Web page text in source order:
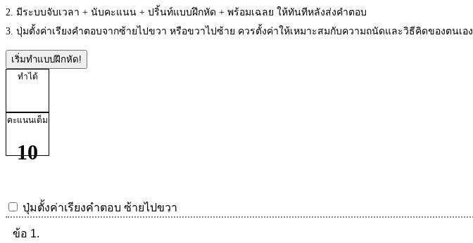
2. มีระบบจับเวลา + นับคะแนน + ปริ้นท์แบบฝึกหัด + พร้อมเฉลย ให้ทันทีหลังส่งคำตอบ
3. ปุ่มตั้งค่าเรียงคำตอบจากซ้ายไปขวา หรือขวาไปซ้าย ควรตั้งค่าให้เหมาะสมกับความถนัดและวิธีคิดของตนเอง
เริ่มทำแบบฝึกหัด!
ทำได้
คะแนนเต็ม
10
ปุ่มตั้งค่าเรียงคำตอบ ซ้ายไปขวา
ข้อ 1.